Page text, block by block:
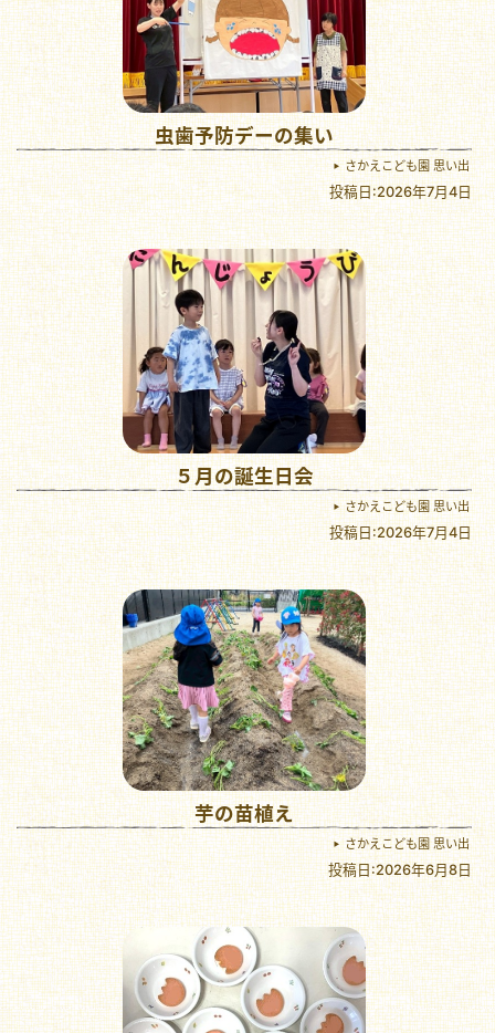
虫歯予防デーの集い
さかえこども園 思い出
投稿日:2026年7月4日
５月の誕生日会
さかえこども園 思い出
投稿日:2026年7月4日
芋の苗植え
さかえこども園 思い出
投稿日:2026年6月8日